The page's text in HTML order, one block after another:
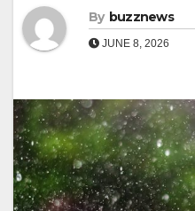
By buzznews
JUNE 8, 2026